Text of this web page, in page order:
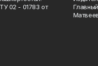
02 - 01783 от